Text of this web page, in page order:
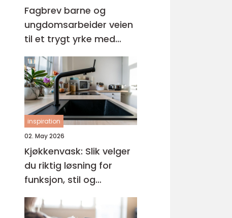
Fagbrev barne og
ungdomsarbeider veien
til et trygt yrke med
mening
inspiration
02. May 2026
Kjøkkenvask: Slik velger
du riktig løsning for
funksjon, stil og
holdbarhet